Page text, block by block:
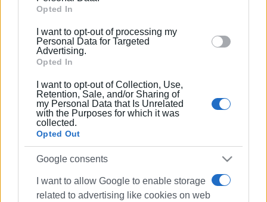
Google and its third-party tags to use your data for
section.
Opted In
I want to opt-out of processing my
Personal Data for Targeted
Advertising.
Opted In
I want to opt-out of Collection, Use,
Retention, Sale, and/or Sharing of
my Personal Data that Is Unrelated
with the Purposes for which it was
collected.
Opted Out
Google consents
I want to allow Google to enable storage
related to advertising like cookies on web
ΕΛΕΝΗ ΚΟΡΩΝΑΚΗ
Εργάζεται στις Εκδόσεις Ενημέρωση από το
1990 σε θέσεις υψηλής ευθύνης. Ειδικεύεται στις
καλλιτεχνικό ρεπορτάζ.
Ακολουθήστε το enimerosi στο
Συνδρομητές στο e-paper